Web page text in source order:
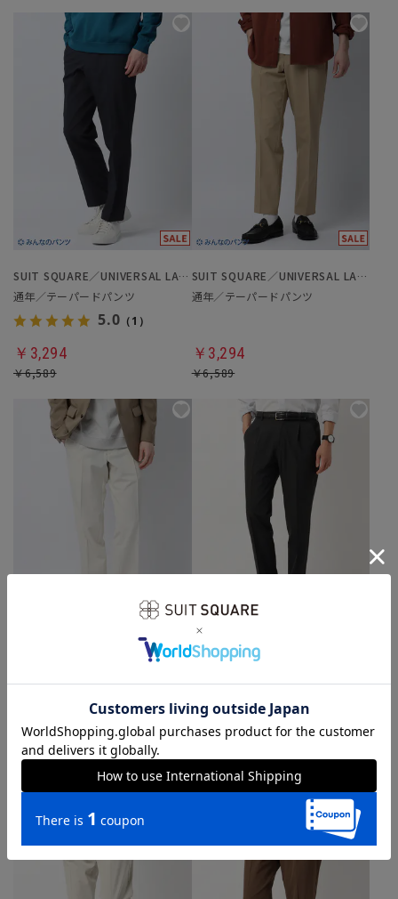
SUIT SQUARE／UNIVERSAL LANGUAGE
通年／テーパードパンツ
5.0 （1）
￥3,294
￥6,589
SUIT SQUARE／UNIVERSAL LANGUAGE
通年／テーパードパンツ
￥3,294
￥6,589
SUIT SQUARE／UNIVERSAL LANGUAGE
通年／テーパードパンツ
￥3,294
￥6,589
春夏／タックテーパードパンツ
￥3,294
￥6,589